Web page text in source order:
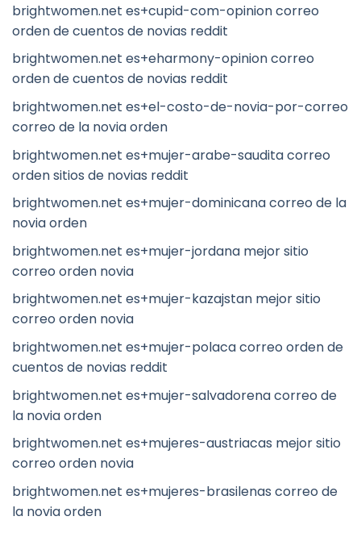
brightwomen.net es+cupid-com-opinion correo
orden de cuentos de novias reddit
brightwomen.net es+eharmony-opinion correo
orden de cuentos de novias reddit
brightwomen.net es+el-costo-de-novia-por-correo
correo de la novia orden
brightwomen.net es+mujer-arabe-saudita correo
orden sitios de novias reddit
brightwomen.net es+mujer-dominicana correo de la
novia orden
brightwomen.net es+mujer-jordana mejor sitio
correo orden novia
brightwomen.net es+mujer-kazajstan mejor sitio
correo orden novia
brightwomen.net es+mujer-polaca correo orden de
cuentos de novias reddit
brightwomen.net es+mujer-salvadorena correo de
la novia orden
brightwomen.net es+mujeres-austriacas mejor sitio
correo orden novia
brightwomen.net es+mujeres-brasilenas correo de
la novia orden